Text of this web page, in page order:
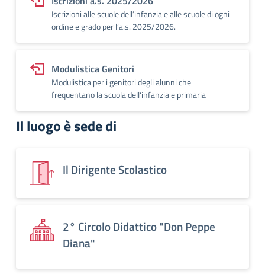
Iscrizioni alle scuole dell’infanzia e alle scuole di ogni
ordine e grado per l’a.s. 2025/2026.
Modulistica Genitori
Modulistica per i genitori degli alunni che
frequentano la scuola dell'infanzia e primaria
Il luogo è sede di
Il Dirigente Scolastico
2° Circolo Didattico "Don Peppe
Diana"